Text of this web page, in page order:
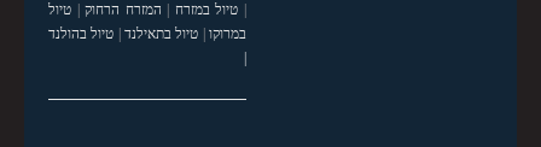
טיול במזרח המזרח הרחוק| טיול
במרוקו| טיול בתאילנד| טיול בהולנד